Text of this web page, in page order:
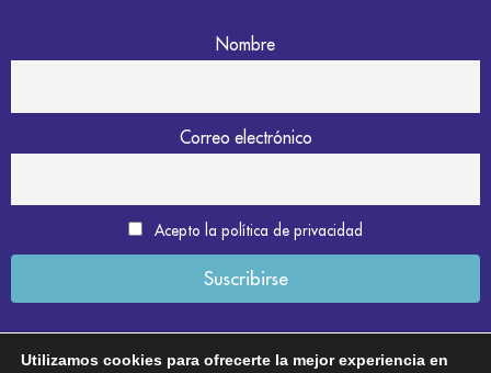
Nombre
Correo electrónico
Acepto la política de privacidad
Utilizamos cookies para ofrecerte la mejor experiencia en